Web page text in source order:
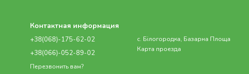
Контактная информация
+38(068)-175-62-02
+38(066)-052-89-02
Перезвонить вам?
с. Білогородка, Базарна Площа
Карта проезда